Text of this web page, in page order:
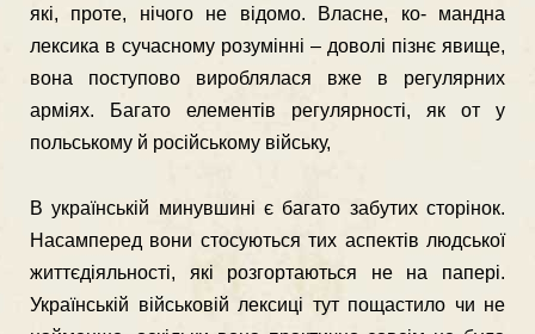
В українськiй минувшинi є багато забутих сторiнок.
Насамперед вони стосуються тих аспектiв людської
життєдiяльностi, якi розгортаються не на паперi.
Українськiй вiйськовiй лексицi тут пощастило чи не
якi, проте, нiчого не вiдомо. Власне, ко- мандна
лексика в сучасному розумiннi – доволi пiзнє явище,
вона поступово вироблялася вже в регулярних
армiях. Багато елементiв регулярностi, як от у
польському й росiйському вiйську,